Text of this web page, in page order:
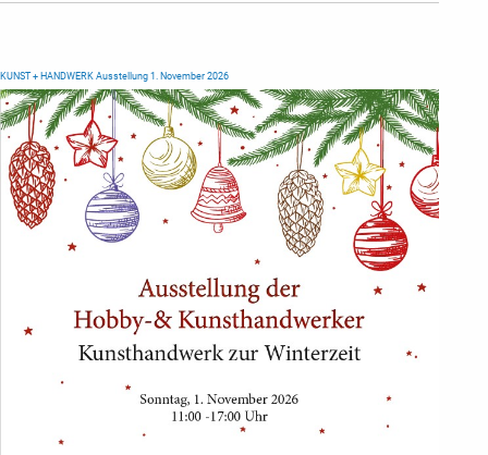
KUNST + HANDWERK Ausstellung 1. November 2026